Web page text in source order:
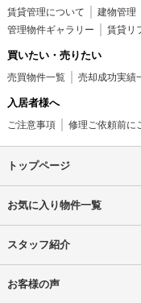
賃貸管理について 建物管理
管理物件ギャラリー
賃貸リ
買いたい・売りたい
売買物件一覧 売却成功実績
入居者様へ
ご注意事項 修理ご依頼前に
トップページ
お気に入り物件一覧
スタッフ紹介
お客様の声